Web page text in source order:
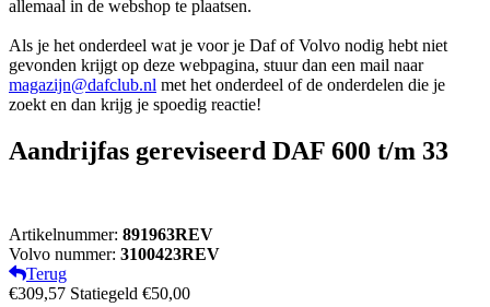
allemaal in de webshop te plaatsen.
Als je het onderdeel wat je voor je Daf of Volvo nodig hebt niet
gevonden krijgt op deze webpagina, stuur dan een mail naar
magazijn@dafclub.nl met het onderdeel of de onderdelen die je
zoekt en dan krijg je spoedig reactie!
Aandrijfas gereviseerd DAF 600 t/m 33
Artikelnummer: 891963REV
Volvo nummer: 3100423REV
Terug
€309,57 Statiegeld €50,00